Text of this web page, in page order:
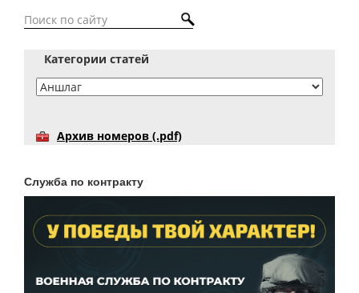
Категории статей
Архив номеров (.pdf)
Служба по контракту